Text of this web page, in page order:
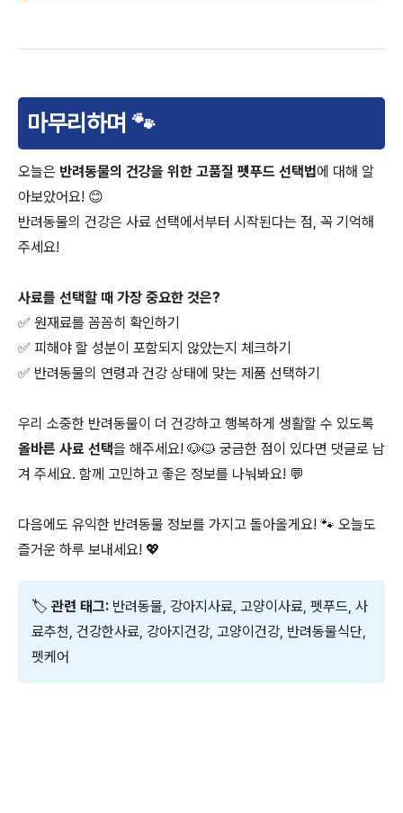
마무리하며 🐾
오늘은 반려동물의 건강을 위한 고품질 펫푸드 선택법에 대해 알
아보았어요! 😊
반려동물의 건강은 사료 선택에서부터 시작된다는 점, 꼭 기억해
주세요!
사료를 선택할 때 가장 중요한 것은?
✅ 원재료를 꼼꼼히 확인하기
✅ 피해야 할 성분이 포함되지 않았는지 체크하기
✅ 반려동물의 연령과 건강 상태에 맞는 제품 선택하기
우리 소중한 반려동물이 더 건강하고 행복하게 생활할 수 있도록
올바른 사료 선택을 해주세요! 🐶🐱 궁금한 점이 있다면 댓글로 남
겨 주세요. 함께 고민하고 좋은 정보를 나눠봐요! 💬
다음에도 유익한 반려동물 정보를 가지고 돌아올게요! 🐾 오늘도
즐거운 하루 보내세요! 💖
🏷 관련 태그: 반려동물, 강아지사료, 고양이사료, 펫푸드, 사
료추천, 건강한사료, 강아지건강, 고양이건강, 반려동물식단,
펫케어